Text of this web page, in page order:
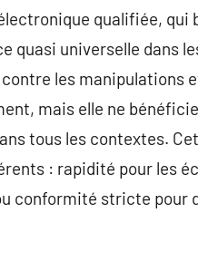
qualifiée, qui
quasi universelle dans
les manipulations
mais elle ne
tous les contextes.
: rapidité pour les
conformité stricte pour